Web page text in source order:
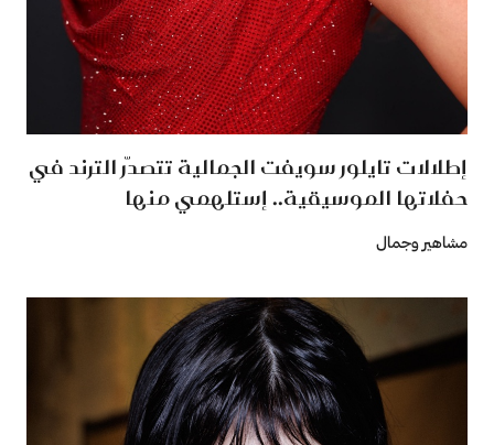
إطلالات تايلور سويفت الجمالية تتصدّر الترند في
حفلاتها الموسيقية.. إستلهمي منها
مشاهير وجمال